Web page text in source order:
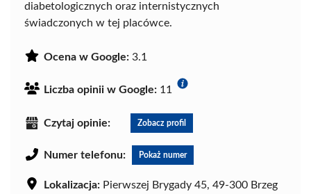
diabetologicznych oraz internistycznych
świadczonych w tej placówce.
Ocena w Google: 3.1
Liczba opinii w Google: 11
Czytaj opinie: Zobacz profil
Numer telefonu: Pokaż numer
Lokalizacja: Pierwszej Brygady 45, 49-300 Brzeg